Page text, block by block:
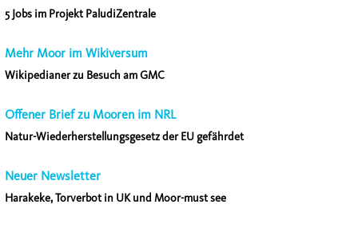
5 Jobs im Projekt PaludiZentrale
Mehr Moor im Wikiversum
Wikipedianer zu Besuch am GMC
Offener Brief zu Mooren im NRL
Natur-Wiederherstellungsgesetz der EU gefährdet
Neuer Newsletter
Harakeke, Torverbot in UK und Moor-must see